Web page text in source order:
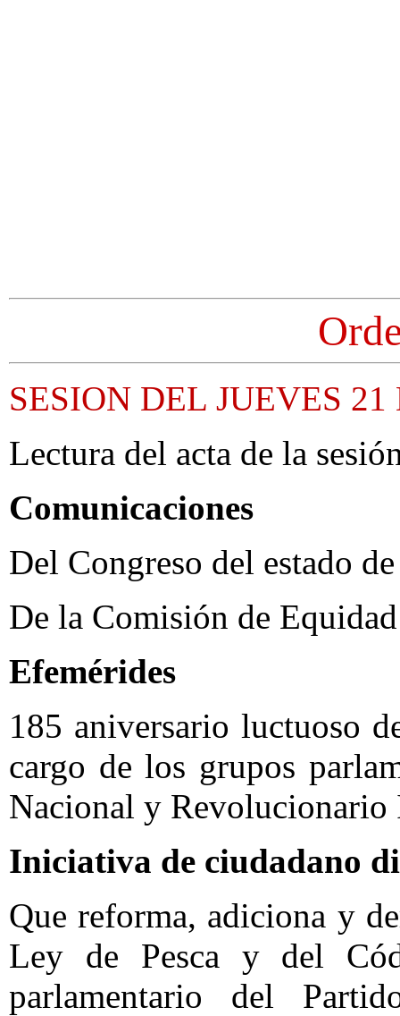
SESION DEL JUEVES
Lectura del acta de la
Comunicaciones
Del Congreso del estado
De la Comisión de
Efemérides
185 aniversario luctuoso
cargo de los grupos
Nacional y
Iniciativa de ciudadano
Que reforma, adiciona y
Ley de Pesca y del
parlamentario del